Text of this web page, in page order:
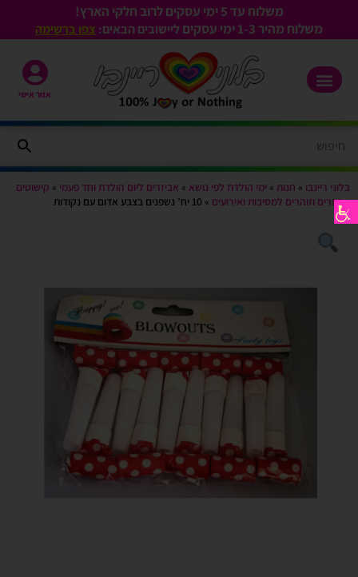
משלוח עד 5 ימי עסקים לרוב חלקי הארץ!
משלוח מהיר 1-3
ימי עסקים ליישובים הבאים: צפו ברשימה
אזור אישי
בלוני ריינבו » חנות » ימי הולדת לפי נושא » אביזרים ליום הולדת וחד פעמי » קישוטים
אביזרים וזוהרים למסיבות ואירועים » 10 יח’ נשפנים בצבע אדום עם נקודות